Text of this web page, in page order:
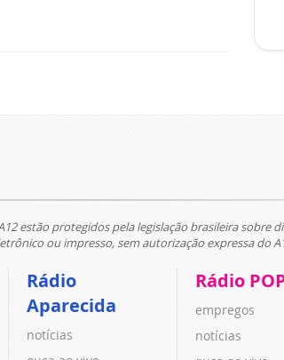
estão protegidos pela legislação brasileira sobre
ou impresso, sem autorização expressa do
Rádio
Aparecida
notícias
Rádio
empregos
notícias